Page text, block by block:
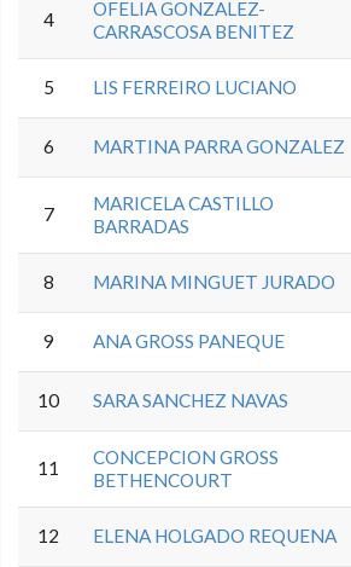
4
OFELIA GONZALEZ-
CARRASCOSA BENITEZ
5 LIS FERREIRO LUCIANO
6 MARTINA PARRA GONZALEZ
7
MARICELA CASTILLO
BARRADAS
8 MARINA MINGUET JURADO
9 ANA GROSS PANEQUE
10 SARA SANCHEZ NAVAS
11
CONCEPCION GROSS
BETHENCOURT
12 ELENA HOLGADO REQUENA